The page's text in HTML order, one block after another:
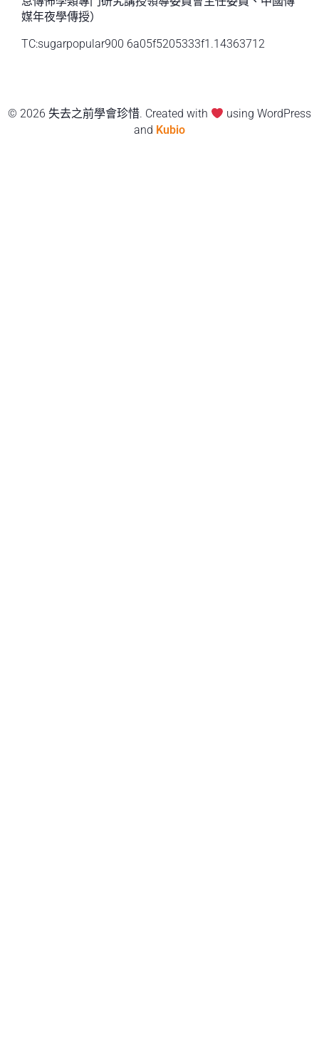
媒年夜學傳授）
TC:sugarpopular900 6a05f5205333f1.14363712
© 2026 失去之前學會珍惜. Created with
using WordPress
and Kubio